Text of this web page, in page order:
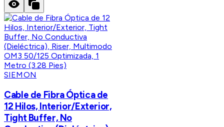
SIEMON
Cable de Fibra Óptica de
12 Hilos, Interior/Exterior,
Tight Buffer, No